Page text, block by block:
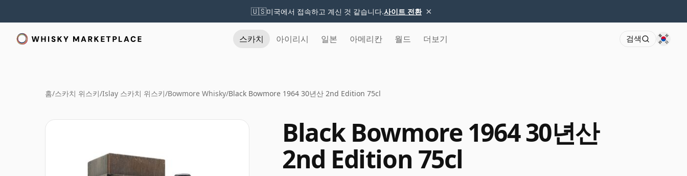
🇺🇸미국에서 접속하고 계신 것 같습니다.사이트 전환 ×
스카치 아이리시 일본 아메리칸 월드 더보기 검색
홈/스카치 위스키/Islay 스카치 위스키/Bowmore Whisky/Black Bowmore 1964 30년산 2nd Edition 75cl
Black Bowmore 1964 30년산
2nd Edition 75cl